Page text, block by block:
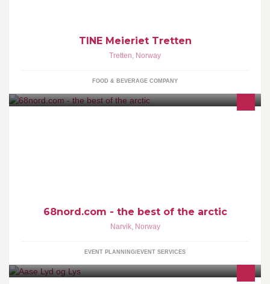
TINE Meieriet Tretten
Tretten, Norway
FOOD & BEVERAGE COMPANY
68nord.com - the best of the arctic
Narvik, Norway
EVENT PLANNING/EVENT SERVICES